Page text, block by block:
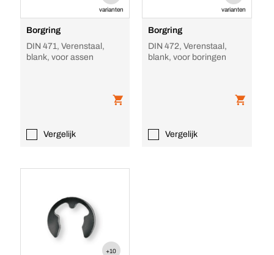
varianten
Borgring
DIN 471, Verenstaal,
blank, voor assen
Vergelijk
varianten
Borgring
DIN 472, Verenstaal,
blank, voor boringen
Vergelijk
+10